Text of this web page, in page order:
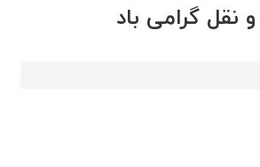
نقل گرامی باد